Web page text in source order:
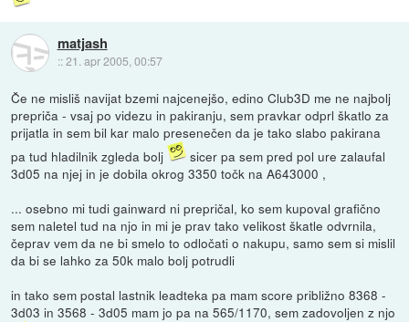
matjash
::21. apr 2005, 00:57
Če ne misliš navijat bzemi najcenejšo, edino Club3D me ne najbolj
prepriča - vsaj po videzu in pakiranju, sem pravkar odprl škatlo za
prijatla in sem bil kar malo presenečen da je tako slabo pakirana
pa tud hladilnik zgleda bolj
sicer pa sem pred pol ure zalaufal
3d05 na njej in je dobila okrog 3350 točk na A643000 ,
... osebno mi tudi gainward ni prepričal, ko sem kupoval grafično
sem naletel tud na njo in mi je prav tako velikost škatle odvrnila,
čeprav vem da ne bi smelo to odločati o nakupu, samo sem si mislil
da bi se lahko za 50k malo bolj potrudli
in tako sem postal lastnik leadteka pa mam score približno 8368 -
3d03 in 3568 - 3d05 mam jo pa na 565/1170, sem zadovoljen z njo